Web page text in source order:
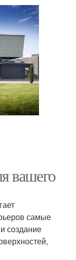
вашего
самые
создание